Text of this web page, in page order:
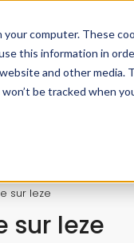
computer. These
this information in
and other media.
be tracked when
sur leze
sur leze